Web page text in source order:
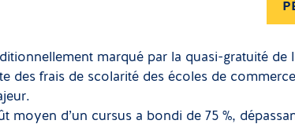
marqué par la quasi-gratuité de
des frais de scolarité des écoles de
moyen d’un cursus a bondi de 75 %,